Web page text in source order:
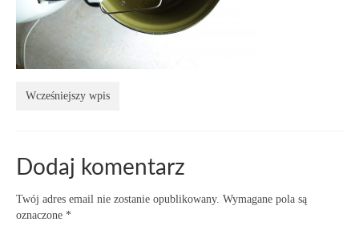
Wcześniejszy wpis
Dodaj komentarz
Twój adres email nie zostanie opublikowany. Wymagane pola są
oznaczone *